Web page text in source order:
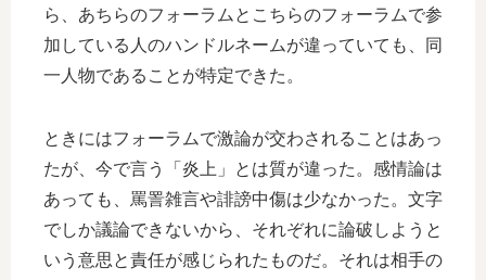
ら、あちらのフォーラムとこちらのフォーラムで参
加している人のハンドルネームが違っていても、同
一人物であることが特定できた。
ときにはフォーラムで激論が交わされることはあっ
たが、今で言う「炎上」とは質が違った。感情論は
あっても、罵詈雑言や誹謗中傷は少なかった。文字
でしか議論できないから、それぞれに論破しようと
いう意思と責任が感じられたものだ。それは相手の